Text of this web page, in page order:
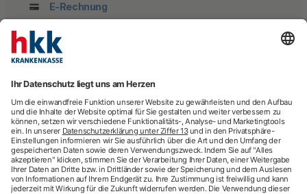
E-Rechnung
Newsletter
hkk-Services
Arztsuche
Arzttermin-Service
Behandlungsfehler
hkk med Hotline
ICD-Diagnosesuche
Krankenhaussuche
Medizinische Videosprechstunde
Pflegesuche
Sporttelefon
Zweitmeinung